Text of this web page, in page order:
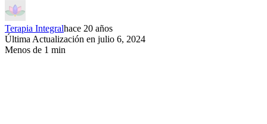
Terapia Integralhace 20 años
Última Actualización en julio 6, 2024
Menos de 1 min